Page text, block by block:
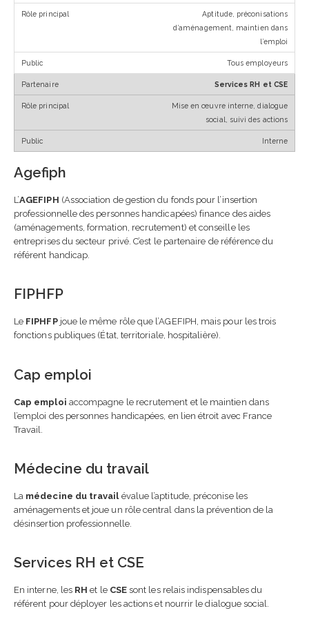
Aptitude, préconisations
d’aménagement, maintien dans
l’emploi
Tous employeurs
Services RH et CSE
Mise en œuvre interne, dialogue
social, suivi des actions
Interne
Agefiph
L’AGEFIPH (Association de gestion du fonds pour l’insertion
professionnelle des personnes handicapées) finance des aides
(aménagements, formation, recrutement) et conseille les
entreprises du secteur privé. C’est le partenaire de référence du
référent handicap.
FIPHFP
Le FIPHFPjoue le même rôle que l’AGEFIPH, mais pour les trois
fonctions publiques (État, territoriale, hospitalière).
Cap emploi
Cap emploi accompagne le recrutement et le maintien dans
l’emploi des personnes handicapées, en lien étroit avec France
Travail.
Médecine du travail
La médecine du travailévalue l’aptitude, préconise les
aménagements et joue un rôle central dans la prévention de la
désinsertion professionnelle.
Services RH et CSE
En interne, les RH et le CSEsont les relais indispensables du
référent pour déployer les actions et nourrir le dialogue social.